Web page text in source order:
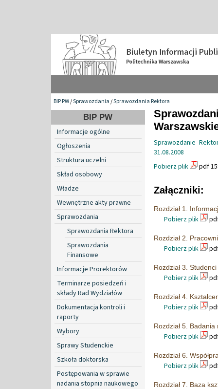
BIP PW/Sprawozdania/Sprawozdania Rektora
BIP PW
Informacje ogólne
Ogłoszenia
Struktura uczelni
Skład osobowy
Władze
Wewnętrzne akty prawne
Sprawozdania
Sprawozdania Rektora
Sprawozdania
Finansowe
Informacje Prorektorów
Terminarze posiedzeń i
składy Rad Wydziałów
Dokumentacja kontroli i
raporty
Wybory
Sprawy Studenckie
Szkoła doktorska
Postępowania w sprawie
nadania stopnia naukowego
Sprawozdanie
31.08.2008
Pobierz plik
pdf
Załączniki:
Rozdział 1.
Pobierz plik
Rozdział 2.
Pobierz plik
Rozdział 3.
Pobierz plik
Rozdział 4.
Pobierz plik
Rozdział 5. Badania
Pobierz plik
Rozdział 6.
Pobierz plik
Rozdział 7. Baza